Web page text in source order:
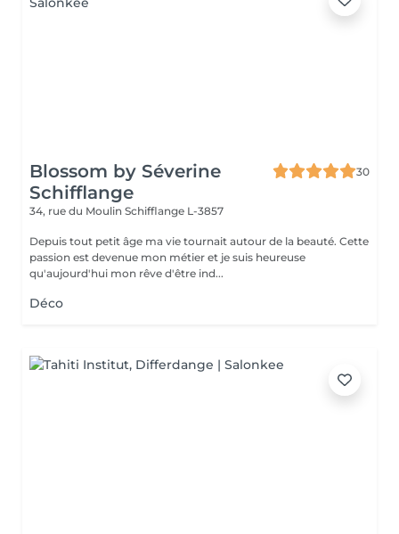
Blossom by Séverine
Schifflange
30
34, rue du Moulin Schifflange L-3857
Depuis tout petit âge ma vie tournait autour de la beauté. Cette
passion est devenue mon métier et je suis heureuse
qu'aujourd'hui mon rêve d'être ind...
Déco